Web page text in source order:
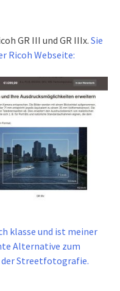
GR III und GR IIIx. Sie
Ricoh Webseite:
klasse und ist meiner
Alternative zum
Streetfotografie.